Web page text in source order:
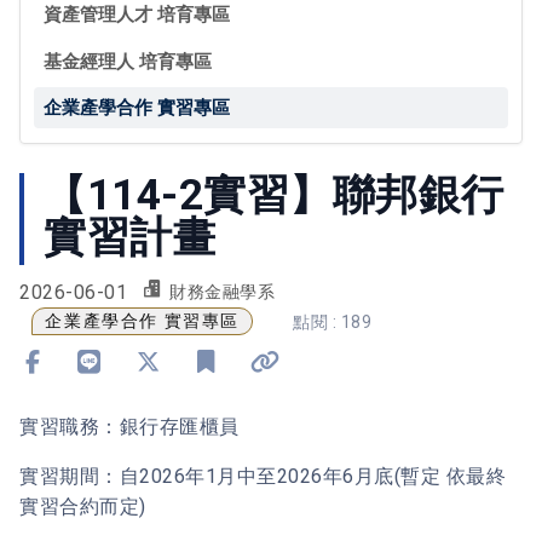
資產管理人才 培育專區
基金經理人 培育專區
企業產學合作 實習專區
【114-2實習】聯邦銀行
實習計畫
2026-06-01 財務金融學系
企業產學合作 實習專區 點閱 : 189
實習職務：銀行存匯櫃員
實習期間：自2026年1月中至2026年6月底(暫定 依最終
實習合約而定)